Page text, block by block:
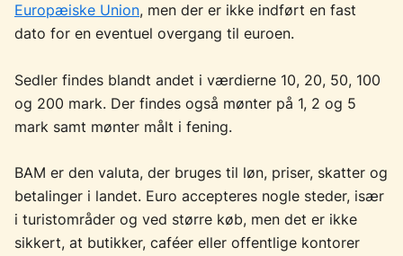
Europæiske Union, men der er ikke indført en fast
dato for en eventuel overgang til euroen.
Sedler findes blandt andet i værdierne 10, 20, 50, 100
og 200 mark. Der findes også mønter på 1, 2 og 5
mark samt mønter målt i fening.
BAM er den valuta, der bruges til løn, priser, skatter og
betalinger i landet. Euro accepteres nogle steder, især
i turistområder og ved større køb, men det er ikke
sikkert, at butikker, caféer eller offentlige kontorer